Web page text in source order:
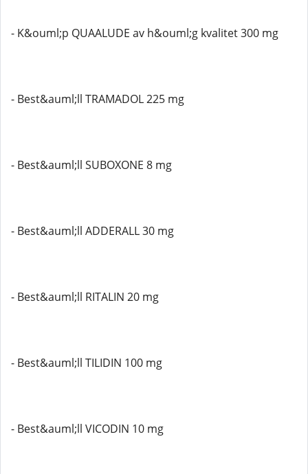
- K&ouml;p QUAALUDE av h&ouml;g kvalitet 300 mg
- Best&auml;ll TRAMADOL 225 mg
- Best&auml;ll SUBOXONE 8 mg
- Best&auml;ll ADDERALL 30 mg
- Best&auml;ll RITALIN 20 mg
- Best&auml;ll TILIDIN 100 mg
- Best&auml;ll VICODIN 10 mg